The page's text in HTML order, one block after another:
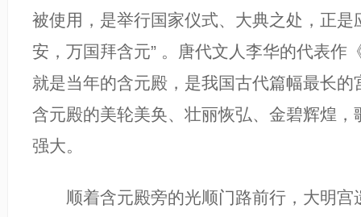
被使用，是举行国家仪式、大典之处，正是
安，万国拜含元” 。唐代文人李华的代表作
就是当年的含元殿，是我国古代篇幅最长的
含元殿的美轮美奂、壮丽恢弘、金碧辉煌，
强大。
顺着含元殿旁的光顺门路前行，大明宫